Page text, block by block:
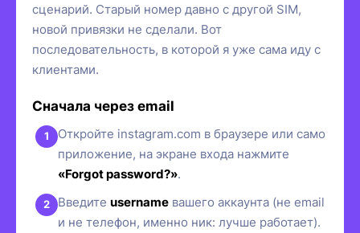
сценарий. Старый номер давно с другой SIM,
новой привязки не сделали. Вот
последовательность, в которой я уже сама иду с
клиентами.
Сначала через email
Откройте instagram.com в браузере или само
приложение, на экране входа нажмите
«Forgot password?».
Введите username вашего аккаунта (не email
и не телефон, именно ник: лучше работает).